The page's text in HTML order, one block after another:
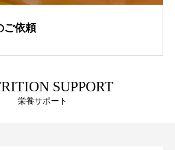
ご依頼
SUPPORT
栄養サポート